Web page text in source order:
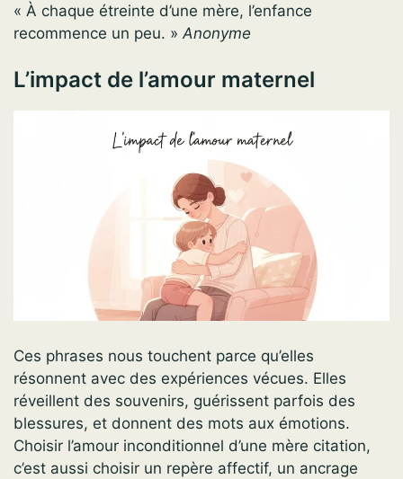
« À chaque étreinte d’une mère, l’enfance
recommence un peu. » Anonyme
L’impact de l’amour maternel
Ces phrases nous touchent parce qu’elles
résonnent avec des expériences vécues. Elles
réveillent des souvenirs, guérissent parfois des
blessures, et donnent des mots aux émotions.
Choisir l’amour inconditionnel d’une mère citation,
c’est aussi choisir un repère affectif, un ancrage